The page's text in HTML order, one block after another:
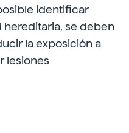
identificar
se deben
la exposición a
lesiones